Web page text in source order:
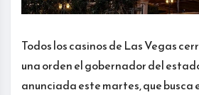
Todos los casinos de Las Vegas
una orden el gobernador del
anunciada este martes, que busca